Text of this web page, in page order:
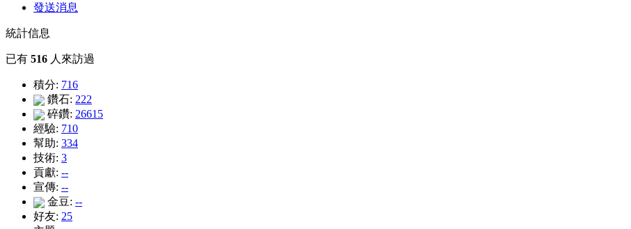
發送消息
統計信息
已有 516 人來訪過
積分: 716
鑽石: 222
碎鑽: 26615
經驗: 710
幫助: 334
技術: 3
貢獻: --
宣傳: --
金豆: --
好友: 25